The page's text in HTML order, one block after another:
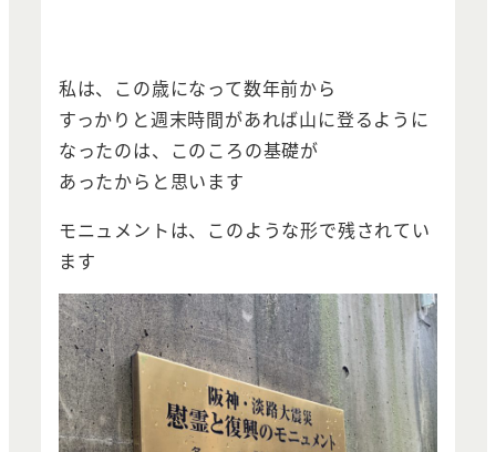
私は、この歳になって数年前から
すっかりと週末時間があれば山に登るように
なったのは、このころの基礎が
あったからと思います
モニュメントは、このような形で残されてい
ます